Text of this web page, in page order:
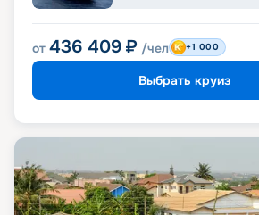
от 436 409 ₽ /чел +1 000
Выбрать круиз